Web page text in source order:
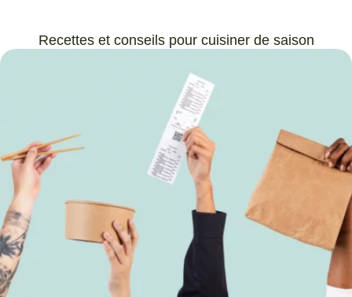
Recettes et conseils pour cuisiner de saison